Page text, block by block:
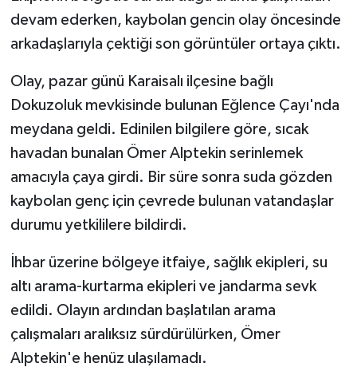
devam ederken, kaybolan gencin olay öncesinde
arkadaşlarıyla çektiği son görüntüler ortaya çıktı.
Olay, pazar günü Karaisalı ilçesine bağlı
Dokuzoluk mevkisinde bulunan Eğlence Çayı'nda
meydana geldi. Edinilen bilgilere göre, sıcak
havadan bunalan Ömer Alptekin serinlemek
amacıyla çaya girdi. Bir süre sonra suda gözden
kaybolan genç için çevrede bulunan vatandaşlar
durumu yetkililere bildirdi.
İhbar üzerine bölgeye itfaiye, sağlık ekipleri, su
altı arama-kurtarma ekipleri ve jandarma sevk
edildi. Olayın ardından başlatılan arama
çalışmaları aralıksız sürdürülürken, Ömer
Alptekin'e henüz ulaşılamadı.